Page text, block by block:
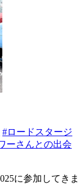
#ロードスタージ
ーさんとの出会
に参加してきま